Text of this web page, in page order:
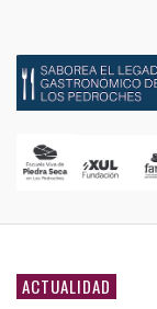
ACTUALIDAD